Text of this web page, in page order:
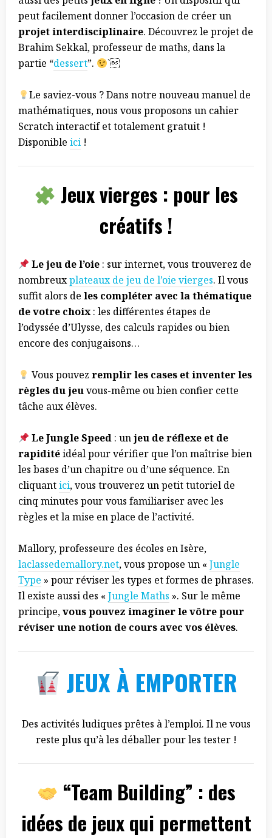
peut facilement donner l’occasion de créer un
projet interdisciplinaire. Découvrez le projet de
Brahim Sekkal, professeur de maths, dans la
partie “dessert”. `
Le saviez-vous ? Dans notre nouveau manuel de
mathématiques, nous vous proposons un cahier
Scratch interactif et totalement gratuit !
Disponible ici !
Jeux vierges : pour les
créatifs !
Le jeu de l’oie : sur internet, vous trouverez de
nombreuxplateaux de jeu de l’oie vierges. Il vous
suffit alors de les compléter avec la thématique
de votre choix: les différentes étapes de
l’odyssée d’Ulysse, des calculs rapides ou bien
encore des conjugaisons…
Vous pouvezremplir les cases et inventer les
règles du jeuvous-même ou bien confier cette
tâche aux élèves.
Le Jungle Speed : unjeu de réflexe et de
rapiditéidéal pour vérifier que l’on maîtrise bien
les bases d’un chapitre ou d’une séquence. En
cliquantici, vous trouverez un petit tutoriel de
cinq minutes pour vous familiariser avec les
règles et la mise en place de l’activité.
Mallory, professeure des écoles en Isère,
laclassedemallory.net, vous propose un « Jungle
Type » pour réviser les types et formes de phrases.
Il existe aussi des « Jungle Maths ». Sur le même
principe,vous pouvez imaginer le vôtre pour
réviser une notion de cours avec vos élèves.
JEUX À EMPORTER
Des activités ludiques prêtes à l’emploi. Il ne vous
reste plus qu’à les déballer pour les tester !
“Team Building” : des
idées de jeux qui permettent